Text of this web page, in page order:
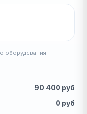
оборудования
90 400 руб
0 руб